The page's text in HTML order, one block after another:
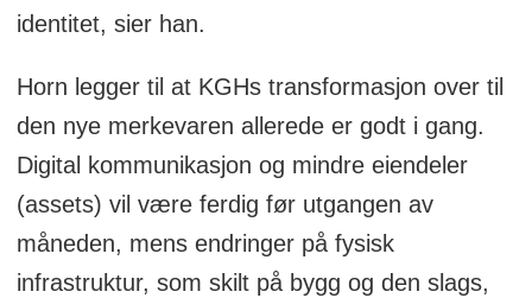
identitet, sier han.
Horn legger til at KGHs transformasjon over til
den nye merkevaren allerede er godt i gang.
Digital kommunikasjon og mindre eiendeler
(assets) vil være ferdig før utgangen av
måneden, mens endringer på fysisk
infrastruktur, som skilt på bygg og den slags,